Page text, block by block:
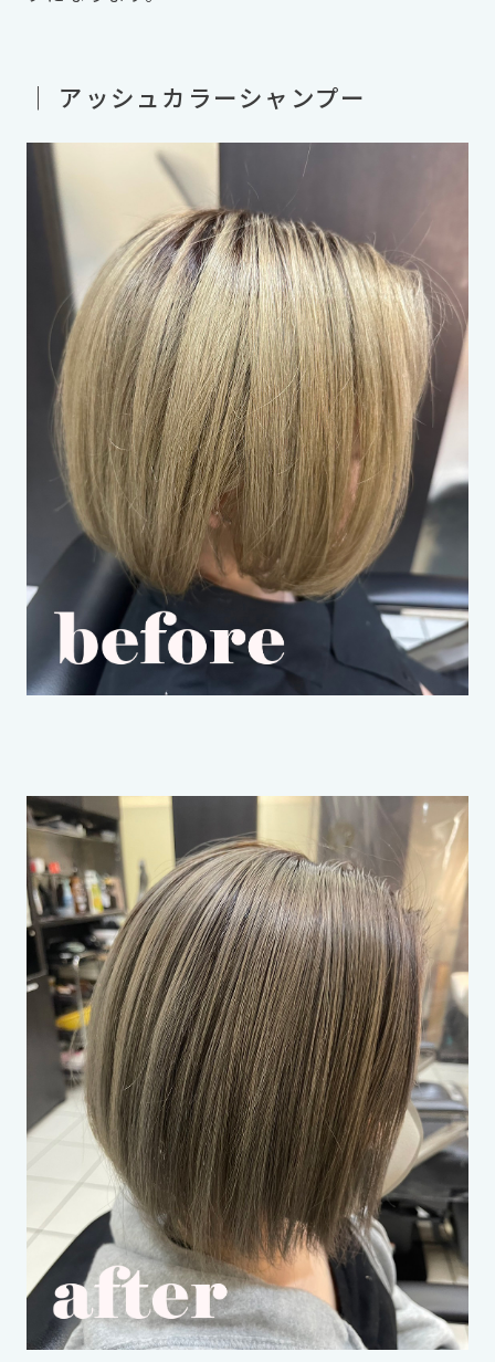
｜ アッシュカラーシャンプー